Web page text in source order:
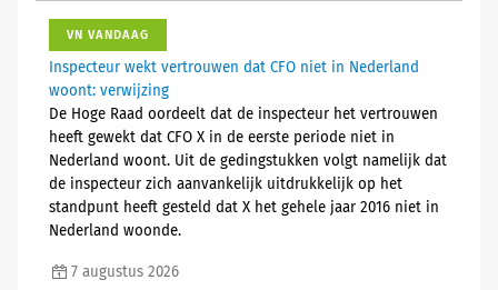
VN VANDAAG
Inspecteur wekt vertrouwen dat CFO niet in Nederland
woont: verwijzing
De Hoge Raad oordeelt dat de inspecteur het vertrouwen
heeft gewekt dat CFO X in de eerste periode niet in
Nederland woont. Uit de gedingstukken volgt namelijk dat
de inspecteur zich aanvankelijk uitdrukkelijk op het
standpunt heeft gesteld dat X het gehele jaar 2016 niet in
Nederland woonde.
7 augustus 2026